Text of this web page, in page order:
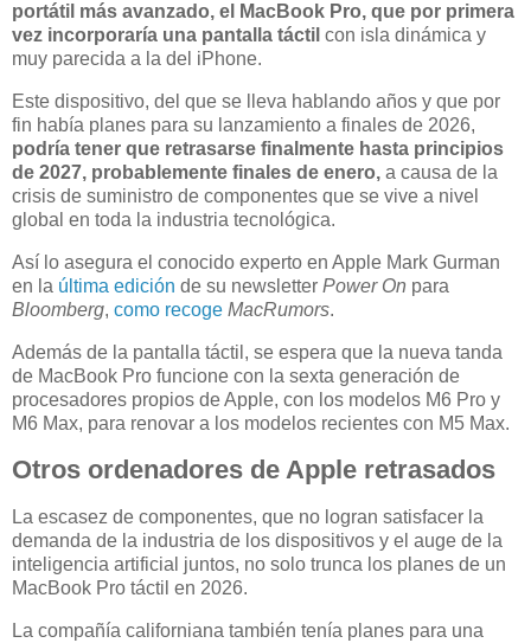
portátil más avanzado, el MacBook Pro, que por primera
vez incorporaría una pantalla táctil con isla dinámica y
muy parecida a la del iPhone.
Este dispositivo, del que se lleva hablando años y que por
fin había planes para su lanzamiento a finales de 2026,
podría tener que retrasarse finalmente hasta principios
de 2027, probablemente finales de enero, a causa de la
crisis de suministro de componentes que se vive a nivel
global en toda la industria tecnológica.
Así lo asegura el conocido experto en Apple Mark Gurman
en la última edición de su newsletter Power On para
Bloomberg, como recoge MacRumors.
Además de la pantalla táctil, se espera que la nueva tanda
de MacBook Pro funcione con la sexta generación de
procesadores propios de Apple, con los modelos M6 Pro y
M6 Max, para renovar a los modelos recientes con M5 Max.
Otros ordenadores de Apple retrasados
La escasez de componentes, que no logran satisfacer la
demanda de la industria de los dispositivos y el auge de la
inteligencia artificial juntos, no solo trunca los planes de un
MacBook Pro táctil en 2026.
La compañía californiana también tenía planes para una